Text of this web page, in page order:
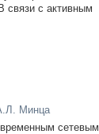
связи с активным
Минца
сетевым